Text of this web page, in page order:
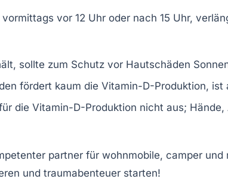
vor 12 Uhr oder nach 15 Uhr,
sollte zum Schutz vor Hautschäden
fördert kaum die Vitamin-D-Produktion,
die Vitamin-D-Produktion nicht aus;